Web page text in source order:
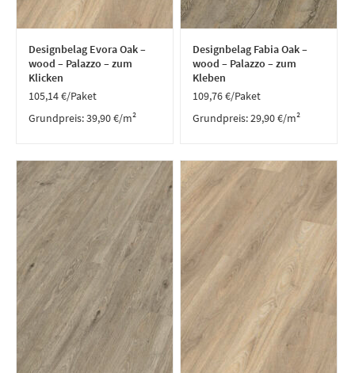
Designbelag Evora Oak –
wood – Palazzo – zum
Klicken
105,14€/Paket
Grundpreis:39,90€/m²
Designbelag Fabia Oak –
wood – Palazzo – zum
Kleben
109,76€/Paket
Grundpreis:29,90€/m²